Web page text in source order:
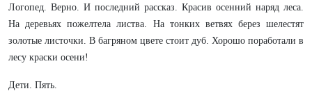
Логопед. Верно. И последний рассказ. Красив осенний наряд леса.
На деревьях пожелтела листва. На тонких ветвях берез шелестят
золотые листочки. В багряном цвете стоит дуб. Хорошо поработали в
лесу краски осени!
Дети. Пять.